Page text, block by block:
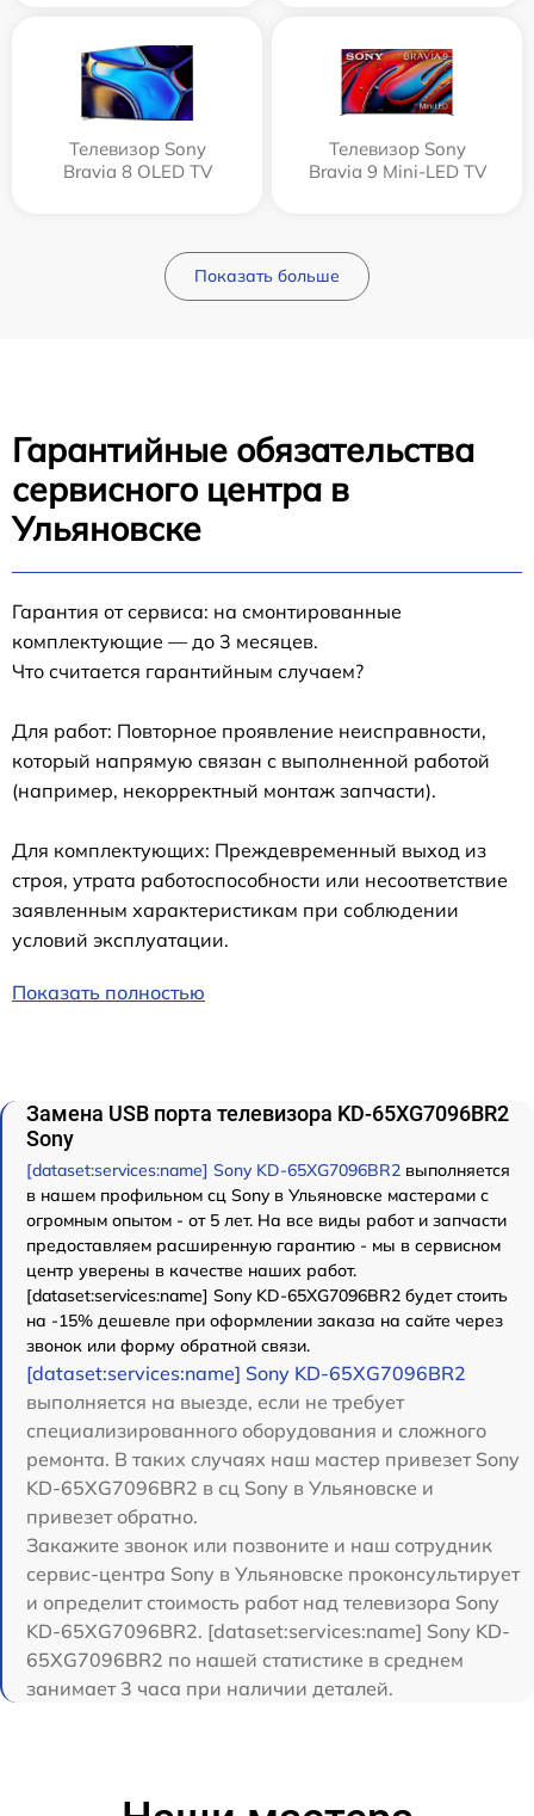
Телевизор Sony
Bravia 8 OLED TV
Телевизор Sony
Bravia 9 Mini-LED TV
Показать больше
Гарантийные обязательства
сервисного центра в
Ульяновске
Гарантия от сервиса: на смонтированные
комплектующие — до 3 месяцев.
Что считается гарантийным случаем?
Для работ: Повторное проявление неисправности,
который напрямую связан с выполненной работой
(например, некорректный монтаж запчасти).
Для комплектующих: Преждевременный выход из
строя, утрата работоспособности или несоответствие
заявленным характеристикам при соблюдении
условий эксплуатации.
Показать полностью
Замена USB порта телевизора KD-65XG7096BR2
Sony
[dataset:services:name] Sony KD-65XG7096BR2 выполняется
в нашем профильном сц Sony в Ульяновске мастерами с
огромным опытом - от 5 лет. На все виды работ и запчасти
предоставляем расширенную гарантию - мы в сервисном
центр уверены в качестве наших работ.
[dataset:services:name] Sony KD-65XG7096BR2 будет стоить
на -15% дешевле при оформлении заказа на сайте через
звонок или форму обратной связи.
[dataset:services:name] Sony KD-65XG7096BR2
выполняется на выезде, если не требует
специализированного оборудования и сложного
ремонта. В таких случаях наш мастер привезет Sony
KD-65XG7096BR2 в сц Sony в Ульяновске и
привезет обратно.
Закажите звонок или позвоните и наш сотрудник
сервис-центра Sony в Ульяновске проконсультирует
и определит стоимость работ над телевизора Sony
KD-65XG7096BR2. [dataset:services:name] Sony KD-
65XG7096BR2 по нашей статистике в среднем
занимает 3 часа при наличии деталей.